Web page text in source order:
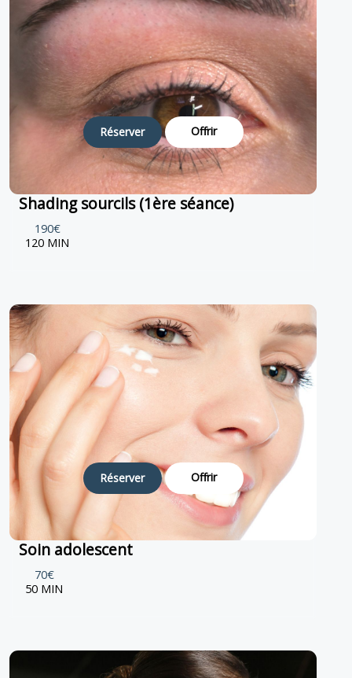
Réserver Offrir
Shading sourcils (1ère séance)
190€
120 MIN
Réserver Offrir
Soin adolescent
70€
50 MIN